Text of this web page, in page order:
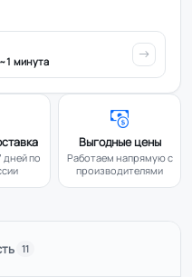
~1 минута
дней по
Выгодные цены
Работаем напрямую с
производителями
11